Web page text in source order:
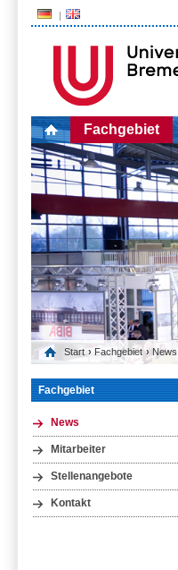
Fachgebiet
Start › Fachgebiet › News
Fachgebiet
News
Mitarbeiter
Stellenangebote
Kontakt